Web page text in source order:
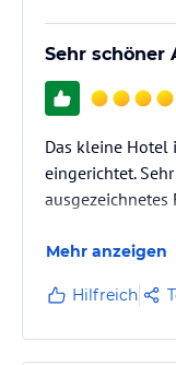
Sehr schöner
Das kleine
eingerichtet.
Mehr anzeigen
Hilfreich